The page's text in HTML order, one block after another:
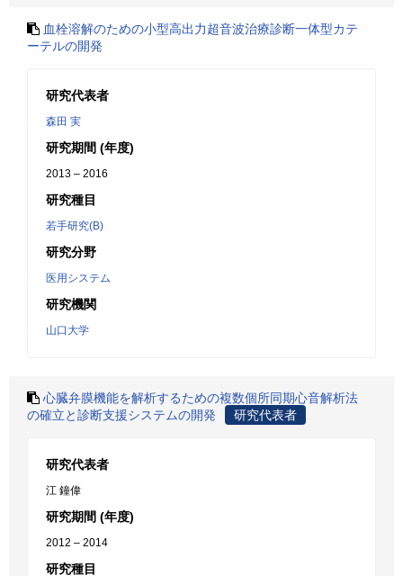
血栓溶解のための小型高出力超音波治療診断一体型カテ
ーテルの開発
研究代表者
森田 実
研究期間 (年度)
2013 – 2016
研究種目
若手研究(B)
研究分野
医用システム
研究機関
山口大学
心臓弁膜機能を解析するための複数個所同期心音解析法
の確立と診断支援システムの開発
研究代表者
研究代表者
江 鐘偉
研究期間 (年度)
2012 – 2014
研究種目